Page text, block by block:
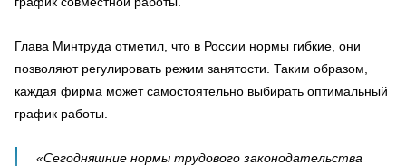
Глава Минтруда отметил, что в России нормы гибкие, они
позволяют регулировать режим занятости. Таким образом,
каждая фирма может самостоятельно выбирать оптимальный
график работы.
«Сегодняшние нормы трудового законодательства